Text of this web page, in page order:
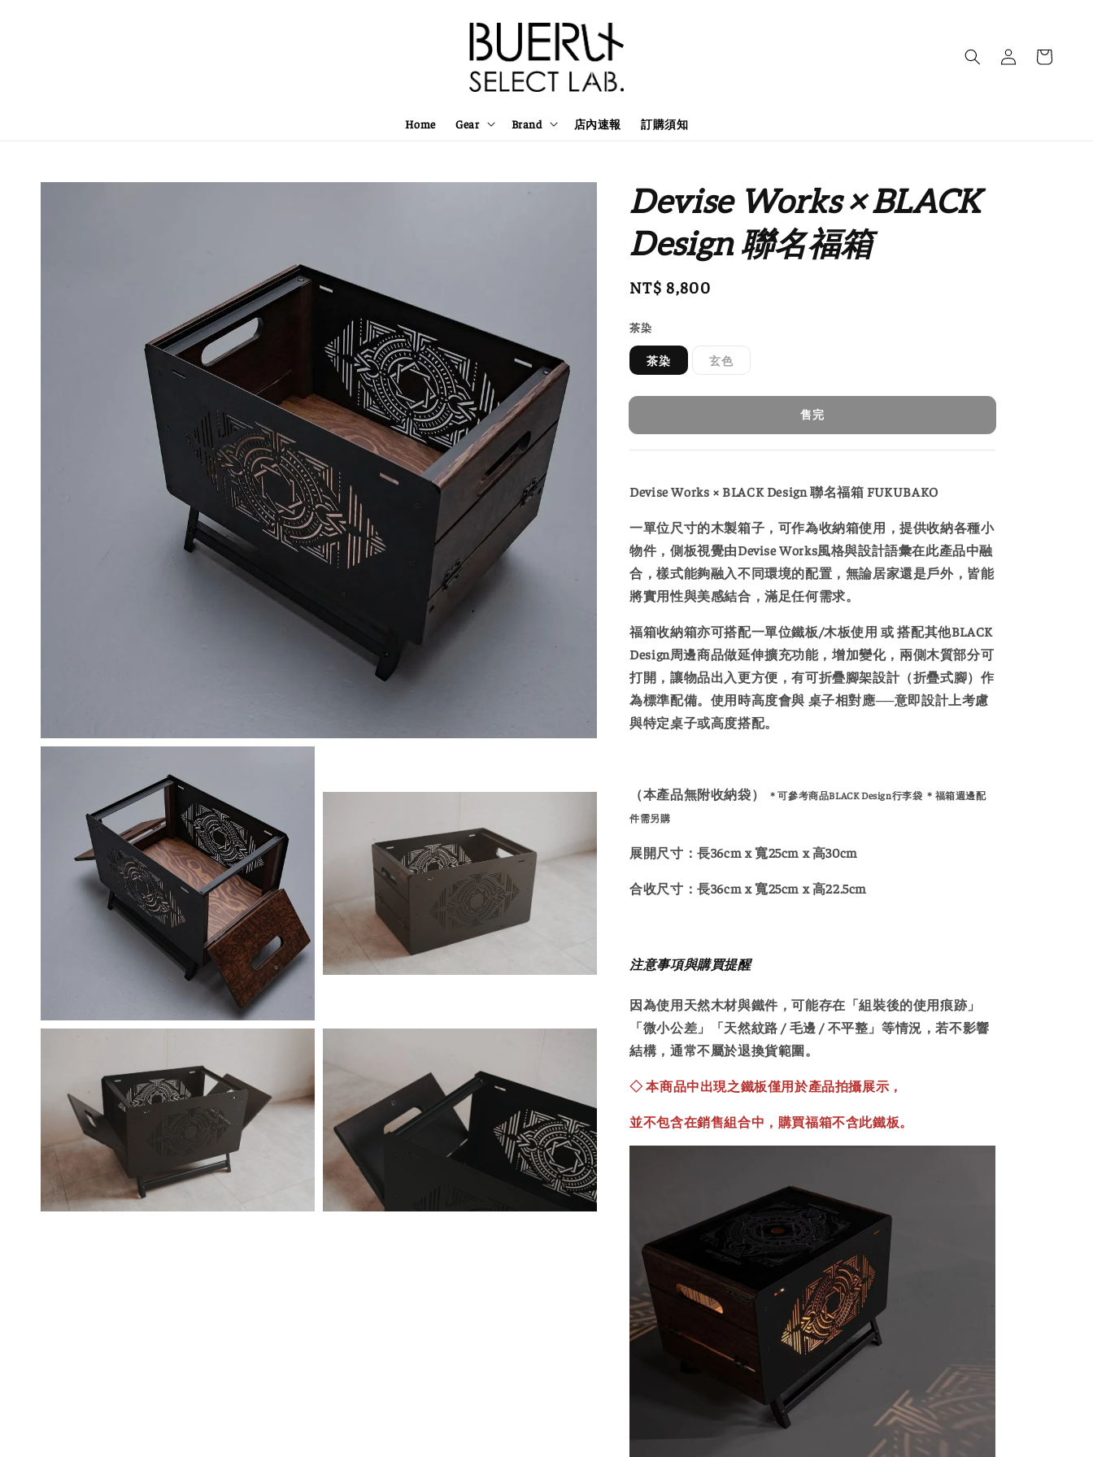
Home Gear Brand 店內速報 訂購須知
Devise Works × BLACK
Design 聯名福箱
Regular
NT$ 8,800
茶染
茶染 玄色
售完
Devise Works × BLACK Design 聯名福箱 FUKUBAKO
一單位尺寸的木製箱子，可作為收納箱使用，提供收納各種小
物件，側板視覺由Devise Works風格與設計語彙在此產品中融
合，樣式能夠融入不同環境的配置，無論居家還是戶外，皆能
將實用性與美感結合，滿足任何需求。
福箱收納箱亦可搭配一單位鐵板/木板使用 或 搭配其他BLACK
Design周邊商品做延伸擴充功能，增加變化，兩側木質部分可
打開，讓物品出入更方便，有可折疊腳架設計（折疊式腳）作
為標準配備。使用時高度會與 桌子相對應──意即設計上考慮
與特定桌子或高度搭配。
（本產品無附收納袋） ＊可參考商品BLACK Design行李袋 ＊福箱週邊配
件需另購
展開尺寸：長36cm x 寬25cm x 高30cm
合收尺寸：長36cm x 寬25cm x 高22.5cm
注意事項與購買提醒
因為使用天然木材與鐵件，可能存在「組裝後的使用痕跡」
「微小公差」「天然紋路 / 毛邊 / 不平整」等情況，若不影響
結構，通常不屬於退換貨範圍。
◇ 本商品中出現之鐵板僅用於產品拍攝展示，
並不包含在銷售組合中，購買福箱不含此鐵板。